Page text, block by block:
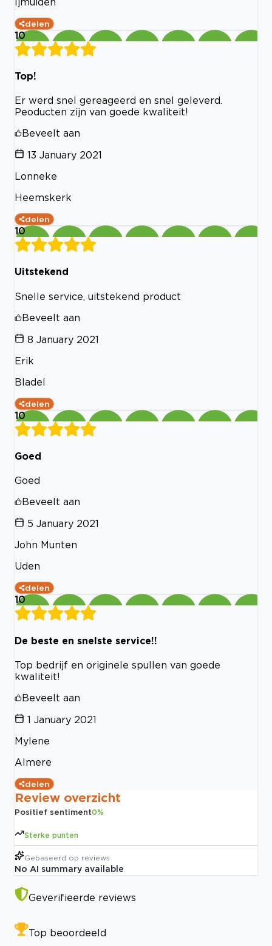
delen
10
Top!
Er werd snel gereageerd en snel geleverd.
Peoducten zijn van goede kwaliteit!
Beveelt aan
13 January 2021
Lonneke
Heemskerk
delen
10
Uitstekend
Snelle service, uitstekend product
Beveelt aan
8 January 2021
Erik
Bladel
delen
10
Goed
Goed
Beveelt aan
5 January 2021
John Munten
Uden
delen
10
De beste en snelste service!!
Top bedrijf en originele spullen van goede
kwaliteit!
Beveelt aan
1 January 2021
Mylene
Almere
delen
Review overzicht
Positief sentiment0%
Sterke punten
Gebaseerd op reviews
No AI summary available
Geverifieerde reviews
Top beoordeeld